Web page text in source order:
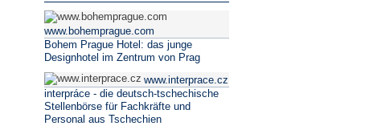
www.bohemprague.com
Bohem Prague Hotel: das junge
Designhotel im Zentrum von Prag
www.interprace.cz
interpráce - die deutsch-tschechische
Stellenbörse für Fachkräfte und
Personal aus Tschechien